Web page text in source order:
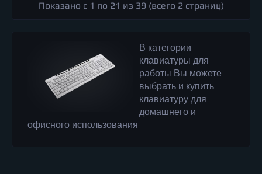
Показано с 1 по 21 из 39 (всего 2 страниц)
В категории
клавиатуры для
работы Вы можете
выбрать и купить
клавиатуру для
домашнего и
офисного использования